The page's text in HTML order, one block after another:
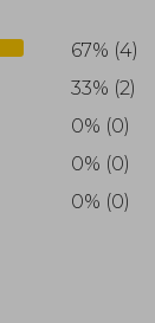
67% (4)
33% (2)
0% (0)
0% (0)
0% (0)